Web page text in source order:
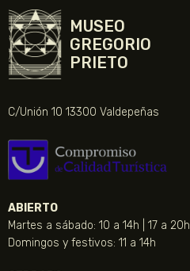
MUSEO
GREGORIO
PRIETO
C/Unión 10 13300 Valdepeñas
ABIERTO
Martes a sábado: 10 a 14h | 17 a 20h
Domingos y festivos: 11 a 14h